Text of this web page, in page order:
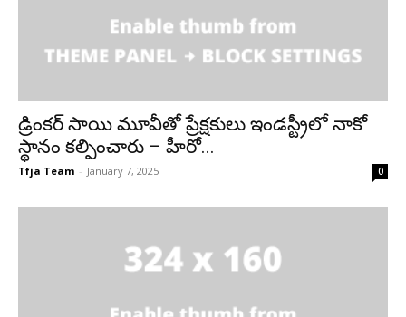
డ్రింకర్ సాయి మూవీతో ప్రేక్షకులు ఇండస్ట్రీలో నాకో
స్థానం కల్పించారు – హీరో...
Tfja Team - January 7, 2025 0